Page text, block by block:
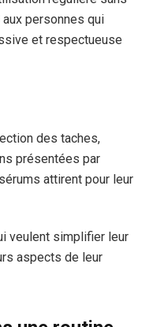
personnes qui
et respectueuse
des taches,
présentées par
attirent pour leur
veulent simplifier leur
aspects de leur